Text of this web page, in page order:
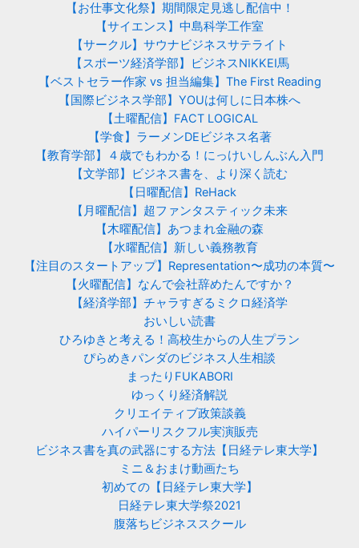
【お仕事文化祭】期間限定見逃し配信中！
【サイエンス】中島科学工作室
【サークル】サウナビジネスサテライト
【スポーツ経済学部】ビジネスNIKKEI馬
【ベストセラー作家 vs 担当編集】The First Reading
【国際ビジネス学部】YOUは何しに日本株へ
【土曜配信】FACT LOGICAL
【学食】ラーメンDEビジネス名著
【教育学部】４歳でもわかる！にっけいしんぶん入門
【文学部】ビジネス書を、より深く読む
【日曜配信】ReHack
【月曜配信】超ファンタスティック未来
【木曜配信】あつまれ金融の森
【水曜配信】新しい義務教育
【注目のスタートアップ】Representation〜成功の本質〜
【火曜配信】なんで会社辞めたんですか？
【経済学部】チャラすぎるミクロ経済学
おいしい読書
ひろゆきと考える！高校生からの人生プラン
ぴらめきパンダのビジネス人生相談
まったりFUKABORI
ゆっくり経済解説
クリエイティブ政策談義
ハイパーリスクフル実演販売
ビジネス書を真の武器にする方法【日経テレ東大学】
ミニ＆おまけ動画たち
初めての【日経テレ東大学】
日経テレ東大学祭2021
腹落ちビジネススクール